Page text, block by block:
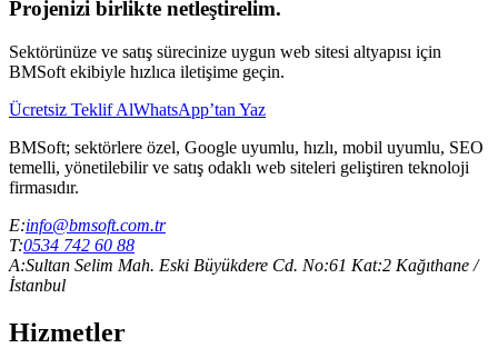
Projenizi birlikte netleştirelim.
Sektörünüze ve satış sürecinize uygun web sitesi altyapısı için
BMSoft ekibiyle hızlıca iletişime geçin.
Ücretsiz Teklif AlWhatsApp’tan Yaz
BMSoft; sektörlere özel, Google uyumlu, hızlı, mobil uyumlu, SEO
temelli, yönetilebilir ve satış odaklı web siteleri geliştiren teknoloji
firmasıdır.
E:info@bmsoft.com.tr
T:0534 742 60 88
A:Sultan Selim Mah. Eski Büyükdere Cd. No:61 Kat:2 Kağıthane /
İstanbul
Hizmetler